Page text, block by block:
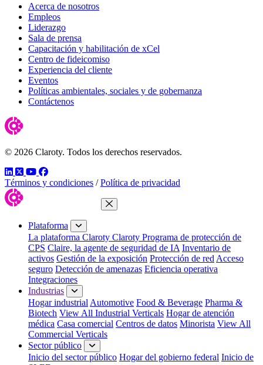
Acerca de nosotros
Empleos
Liderazgo
Sala de prensa
Capacitación y habilitación de xCel
Centro de fideicomiso
Experiencia del cliente
Eventos
Políticas ambientales, sociales y de gobernanza
Contáctenos
© 2026 Claroty. Todos los derechos reservados.
LinkedIn
TwitterYouTube
Facebook
Términos y condiciones / Política de privacidad
Cerrar menú
Plataforma
La plataforma Claroty Claroty Programa de protección de
CPS Claire, la agente de seguridad de IA Inventario de
activos Gestión de la exposición Protección de red Acceso
seguro Detección de amenazas Eficiencia operativa
Integraciones
Industrias
Hogar industrial Automotive Food & Beverage Pharma &
Biotech View All Industrial Verticals Hogar de atención
médica Casa comercial Centros de datos Minorista View All
Commercial Verticals
Sector público
Inicio del sector público Hogar del gobierno federal Inicio de